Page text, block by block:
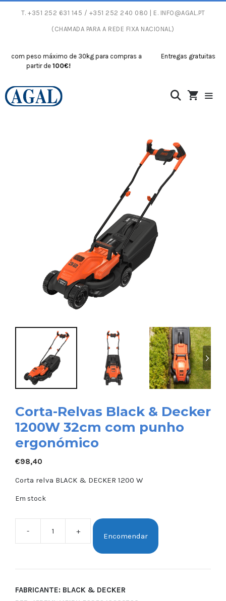
T. +351 252 631 145 / +351 252 240 080 | E. INFO@AGAL.PT
(CHAMADA PARA A REDE FIXA NACIONAL)
peso máximo de 30kg para compras a
partir de100€!
Entregas gratuitas com
Corta-Relvas Black & Decker
1200W 32cm com punho
ergonómico
€98,40
Corta relva BLACK & DECKER 1200 W
Em stock
- +
Encomendar
FABRICANTE: BLACK & DECKER